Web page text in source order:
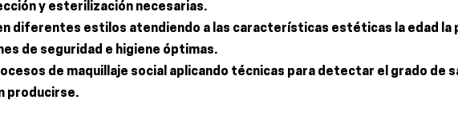
y esterilización necesarias.
diferentes estilos atendiendo a las características estéticas la edad la
de seguridad e higiene óptimas.
de maquillaje social aplicando técnicas para detectar el grado
producirse.